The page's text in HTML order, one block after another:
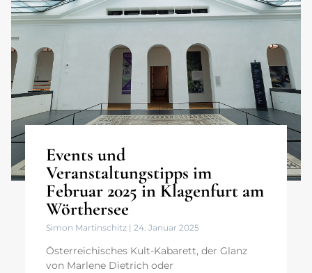
Events und
Veranstaltungstipps im
Februar 2025 in Klagenfurt am
Wörthersee
Simon Martinschitz 24. Januar 2025
Österreichisches Kult-Kabarett, der Glanz
von Marlene Dietrich oder